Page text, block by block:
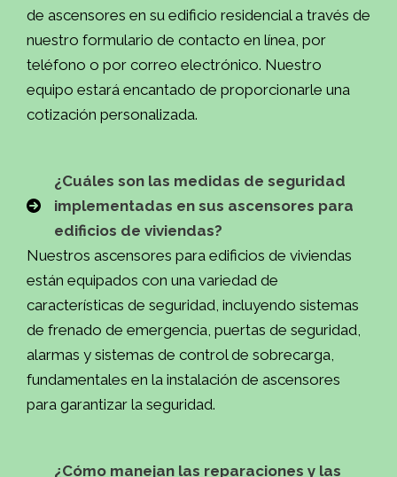
de ascensores en su edificio residencial a través de
nuestro formulario de contacto en línea, por
teléfono o por correo electrónico. Nuestro
equipo estará encantado de proporcionarle una
cotización personalizada.
¿Cuáles son las medidas de seguridad
implementadas en sus ascensores para
edificios de viviendas?
Nuestros ascensores para edificios de viviendas
están equipados con una variedad de
características de seguridad, incluyendo sistemas
de frenado de emergencia, puertas de seguridad,
alarmas y sistemas de control de sobrecarga,
fundamentales en la instalación de ascensores
para garantizar la seguridad.
¿Cómo manejan las reparaciones y las